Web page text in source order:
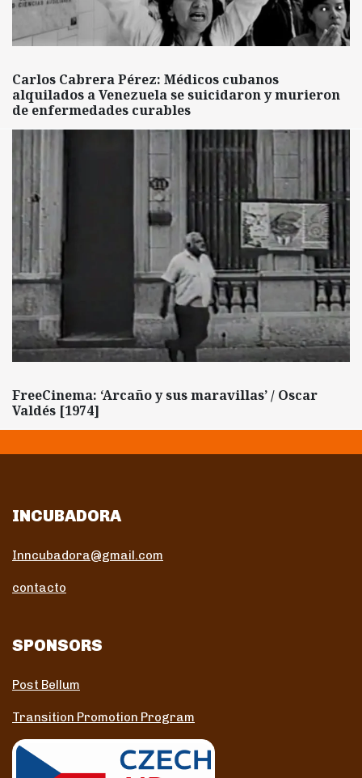
Carlos Cabrera Pérez: Médicos cubanos
alquilados a Venezuela se suicidaron y murieron
de enfermedades curables
FreeCinema: ‘Arcaño y sus maravillas’ / Oscar
Valdés [1974]
INCUBADORA
Inncubadora@gmail.com
contacto
SPONSORS
Post Bellum
Transition Promotion Program